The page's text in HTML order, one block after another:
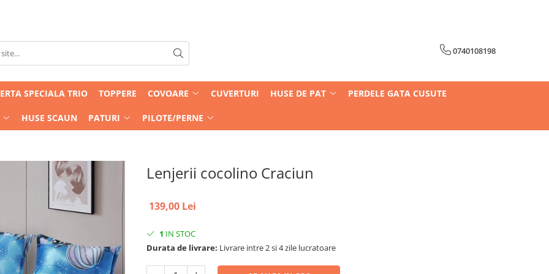
0740108198
SPECIALA TRIO TOPPERE COVOARE CUVERTURI HUSE DE PAT PERDELE GATA CUSUTE
HUSE SCAUN PATURI PILOTE/PERNE
Lenjerii cocolino Craciun
139,00 Lei
1 IN STOC
Durata de livrare: Livrare intre 2 si 4 zile lucratoare